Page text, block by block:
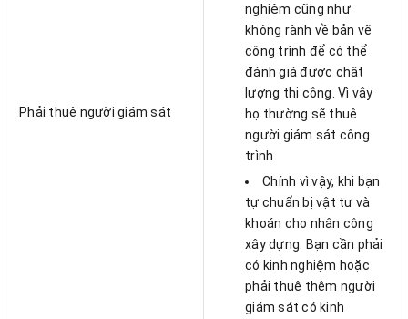
Phải thuê người giám sát
nghiệm cũng như
không rành về bản vẽ
công trình để có thể
đánh giá được chât
lượng thi công. Vì vậy
họ thường sẽ thuê
người giám sát công
trình
Chính vì vậy, khi bạn
tự chuẩn bị vật tư và
khoán cho nhân công
xây dựng. Bạn cần phải
có kinh nghiệm hoặc
phải thuê thêm người
giám sát có kinh